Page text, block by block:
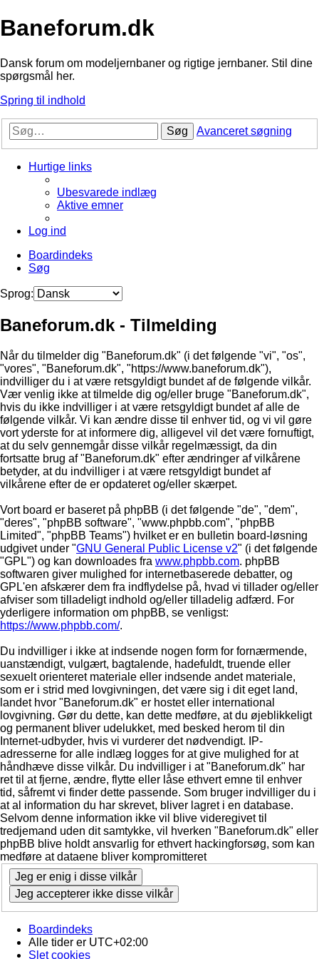
Baneforum.dk
Dansk forum om modeljernbaner og rigtige jernbaner. Stil dine
spørgsmål her.
Spring til indhold
Søg Avanceret søgning
Hurtige links
Ubesvarede indlæg
Aktive emner
Log ind
Boardindeks
Søg
Sprog:
Baneforum.dk - Tilmelding
Når du tilmelder dig "Baneforum.dk" (i det følgende "vi", "os",
"vores", "Baneforum.dk", "https://www.baneforum.dk"),
indvilliger du i at være retsgyldigt bundet af de følgende vilkår.
Vær venlig ikke at tilmelde dig og/eller bruge "Baneforum.dk",
hvis du ikke indvilliger i at være retsgyldigt bundet af alle de
følgende vilkår. Vi kan ændre disse til enhver tid, og vi vil gøre
vort yderste for at informere dig, alligevel vil det være fornuftigt,
at du selv gennemgår disse vilkår regelmæssigt, da din
fortsatte brug af "Baneforum.dk" efter ændringer af vilkårene
betyder, at du indvilliger i at være retsgyldigt bundet af
vilkårene efter de er opdateret og/eller skærpet.
Vort board er baseret på phpBB (i det følgende "de", "dem",
"deres", "phpBB software", "www.phpbb.com", "phpBB
Limited", "phpBB Teams") hvilket er en bulletin board-løsning
udgivet under "GNU General Public License v2" (i det følgende
"GPL") og kan downloades fra www.phpbb.com. phpBB
softwaren giver mulighed for internetbaserede debatter, og
GPL'en afskærer dem fra indflydelse på, hvad vi tillader og/eller
afviser som tilladeligt indhold og/eller tilladelig adfærd. For
yderligere information om phpBB, se venligst:
https://www.phpbb.com/.
Du indvilliger i ikke at indsende nogen form for fornærmende,
uanstændigt, vulgært, bagtalende, hadefuldt, truende eller
sexuelt orienteret materiale eller indsende andet materiale,
som er i strid med lovgivningen, det være sig i dit eget land,
landet hvor "Baneforum.dk" er hostet eller international
lovgivning. Gør du dette, kan dette medføre, at du øjeblikkeligt
og permanent bliver udelukket, med besked herom til din
Internet-udbyder, hvis vi vurderer det nødvendigt. IP-
adresserne for alle indlæg logges for at give mulighed for at
håndhæve disse vilkår. Du indvilliger i at "Baneforum.dk" har
ret til at fjerne, ændre, flytte eller låse ethvert emne til enhver
tid, såfremt vi finder dette passende. Som bruger indvilliger du i
at al information du har skrevet, bliver lagret i en database.
Selvom denne information ikke vil blive videregivet til
tredjemand uden dit samtykke, vil hverken "Baneforum.dk" eller
phpBB blive holdt ansvarlig for ethvert hackingforsøg, som kan
medføre at dataene bliver kompromitteret
Boardindeks
Alle tider er UTC+02:00
Slet cookies